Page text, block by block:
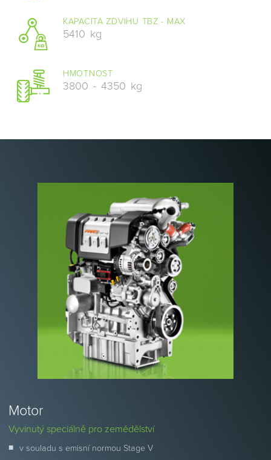
KAPACITA ZDVIHU TBZ - MAX
5410 kg
HMOTNOST
3800 - 4350 kg
Motor
Vyvinutý speciálně pro zemědělství
v souladu s emisní normou Stage V